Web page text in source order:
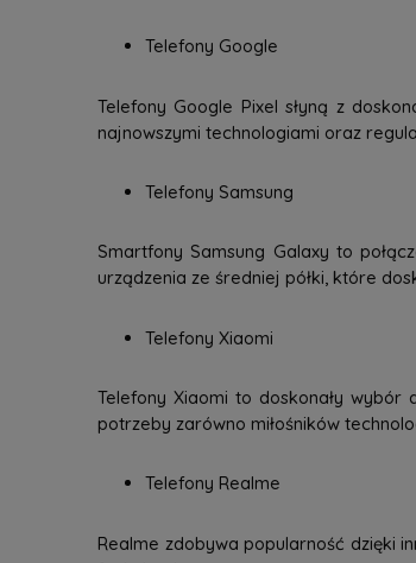
Telefony Google
Telefony Google Pixel słyną z
najnowszymi technologiami oraz
Telefony Samsung
Smartfony Samsung Galaxy to
urządzenia ze średniej półki, które
Telefony Xiaomi
Telefony Xiaomi to doskonały
potrzeby zarówno miłośników
Telefony Realme
Realme zdobywa popularność dzięki